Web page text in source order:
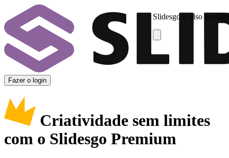
Slidesgo is also
Fazer o login
Criatividade sem limites
com o Slidesgo Premium